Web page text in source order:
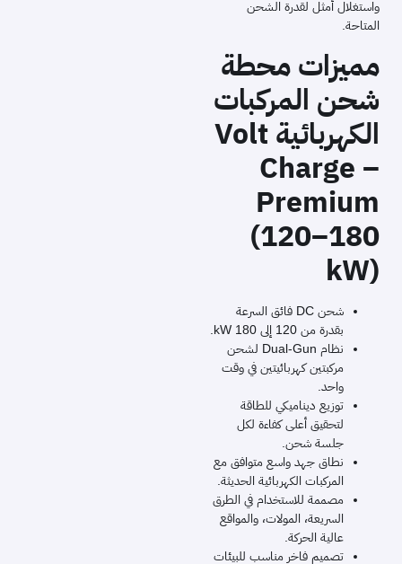
واستغلال أمثل لقدرة الشحن
المتاحة.
مميزات محطة
شحن المركبات
الكهربائية Volt
Charge –
Premium
(120–180
kW)
شحن DC فائق السرعة
بقدرة من 120 إلى 180 kW.
نظام Dual-Gun لشحن
مركبتين كهربائيتين في وقت
واحد.
توزيع ديناميكي للطاقة
لتحقيق أعلى كفاءة لكل
جلسة شحن.
نطاق جهد واسع متوافق مع
المركبات الكهربائية الحديثة.
مصممة للاستخدام في الطرق
السريعة، المولات، والمواقع
عالية الحركة.
تصميم فاخر مناسب للبيئات